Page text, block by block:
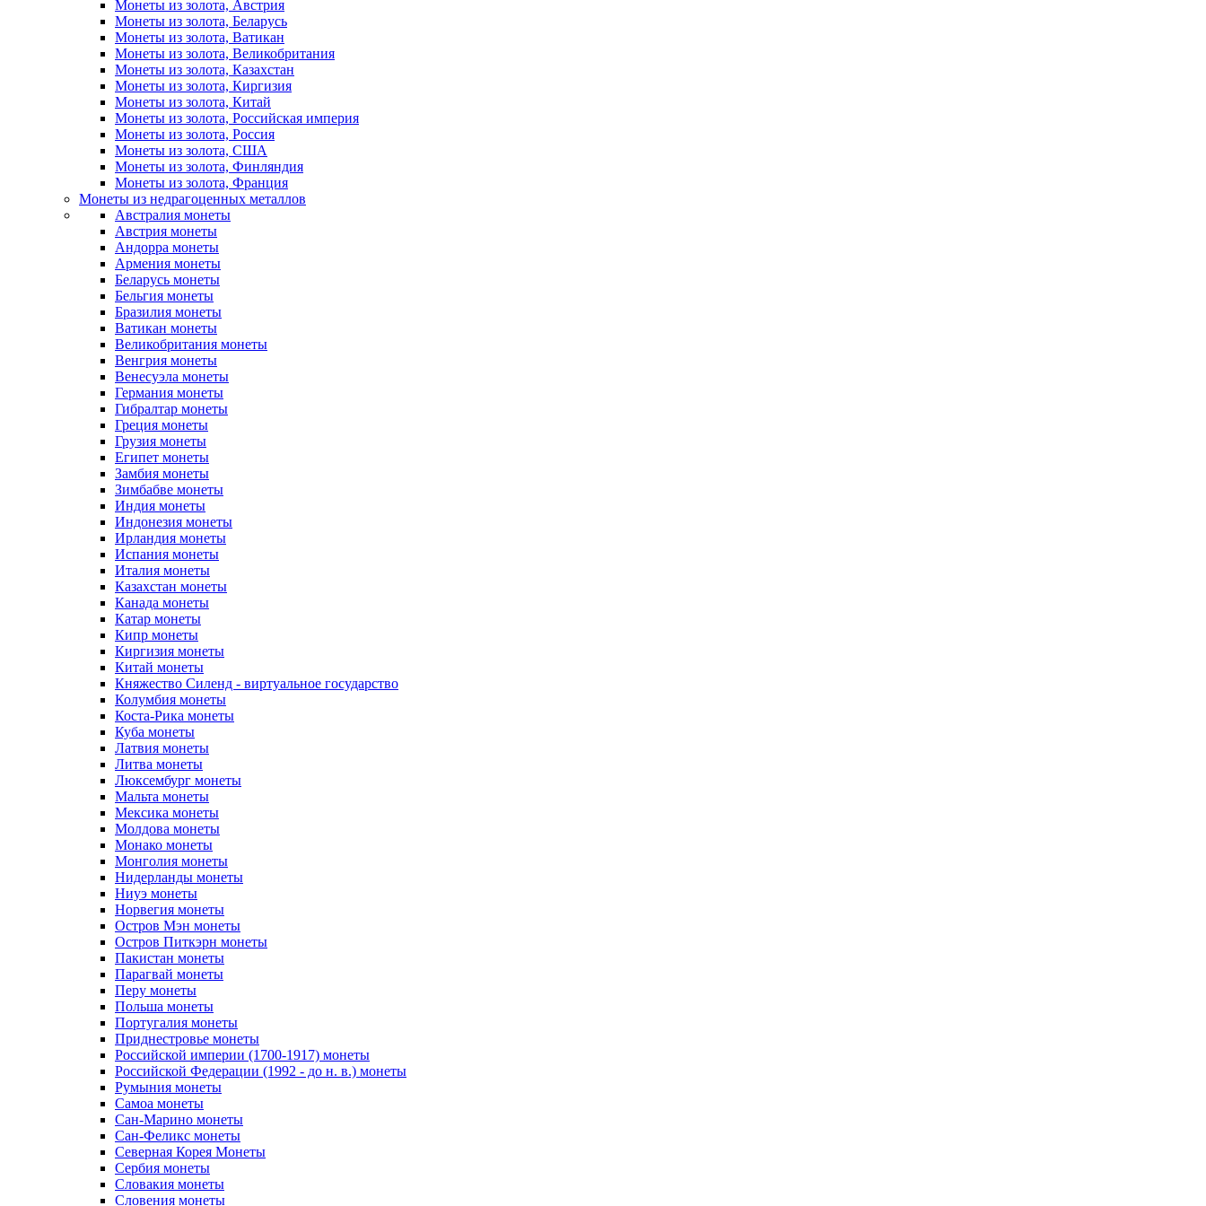
Монеты из золота, Австрия
Монеты из золота, Беларусь
Монеты из золота, Ватикан
Монеты из золота, Великобритания
Монеты из золота, Казахстан
Монеты из золота, Киргизия
Монеты из золота, Китай
Монеты из золота, Российская империя
Монеты из золота, Россия
Монеты из золота, США
Монеты из золота, Финляндия
Монеты из золота, Франция
Монеты из недрагоценных металлов
Австралия монеты
Австрия монеты
Андорра монеты
Армения монеты
Беларусь монеты
Бельгия монеты
Бразилия монеты
Ватикан монеты
Великобритания монеты
Венгрия монеты
Венесуэла монеты
Германия монеты
Гибралтар монеты
Греция монеты
Грузия монеты
Египет монеты
Замбия монеты
Зимбабве монеты
Индия монеты
Индонезия монеты
Ирландия монеты
Испания монеты
Италия монеты
Казахстан монеты
Канада монеты
Катар монеты
Кипр монеты
Киргизия монеты
Китай монеты
Княжество Силенд - виртуальное государство
Колумбия монеты
Коста-Рика монеты
Куба монеты
Латвия монеты
Литва монеты
Люксембург монеты
Мальта монеты
Мексика монеты
Молдова монеты
Монако монеты
Монголия монеты
Нидерланды монеты
Ниуэ монеты
Норвегия монеты
Остров Мэн монеты
Остров Питкэрн монеты
Пакистан монеты
Парагвай монеты
Перу монеты
Польша монеты
Португалия монеты
Приднестровье монеты
Российской империи (1700-1917) монеты
Российской Федерации (1992 - до н. в.) монеты
Румыния монеты
Самоа монеты
Сан-Марино монеты
Сан-Феликс монеты
Северная Корея Монеты
Сербия монеты
Словакия монеты
Словения монеты